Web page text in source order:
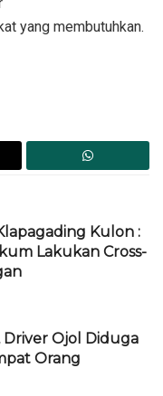
yang membutuhkan.
Kulon :
Lakukan Cross-
Ojol Diduga
Orang